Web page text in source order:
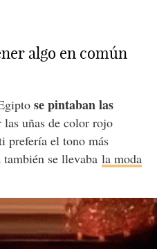
algo en común
se pintaban las
uñas de color rojo
prefería el tono más
se llevaba la moda